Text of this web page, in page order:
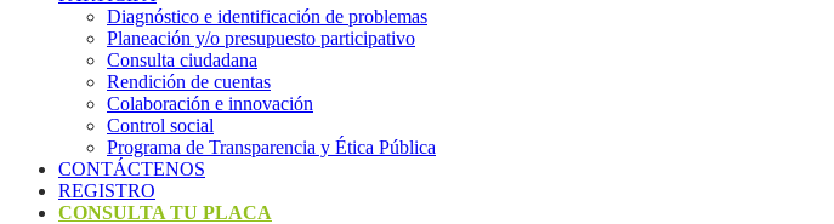
Diagnóstico e identificación de problemas
Planeación y/o presupuesto participativo​
Consulta ciudadana
Rendición de cuentas
Colaboración e innovación
Control social
Programa de Transparencia y Ética Pública
CONTÁCTENOS
REGISTRO
CONSULTA TU PLACA